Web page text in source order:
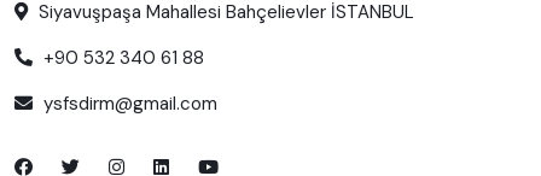
Siyavuşpaşa Mahallesi Bahçelievler İSTANBUL
+90 532 340 61 88
ysfsdirm@gmail.com